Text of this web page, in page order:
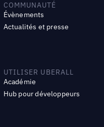
COMMUNAUTÉ
Évènements
Actualités et presse
UTILISER UBERALL
Académie
Hub pour développeurs